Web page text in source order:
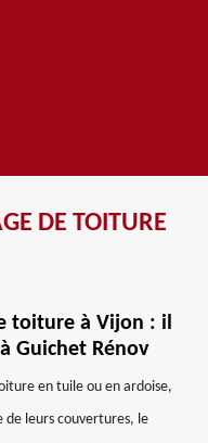
DE TOITURE
toiture à Vijon : il
Guichet Rénov
en tuile ou en ardoise,
leurs couvertures, le